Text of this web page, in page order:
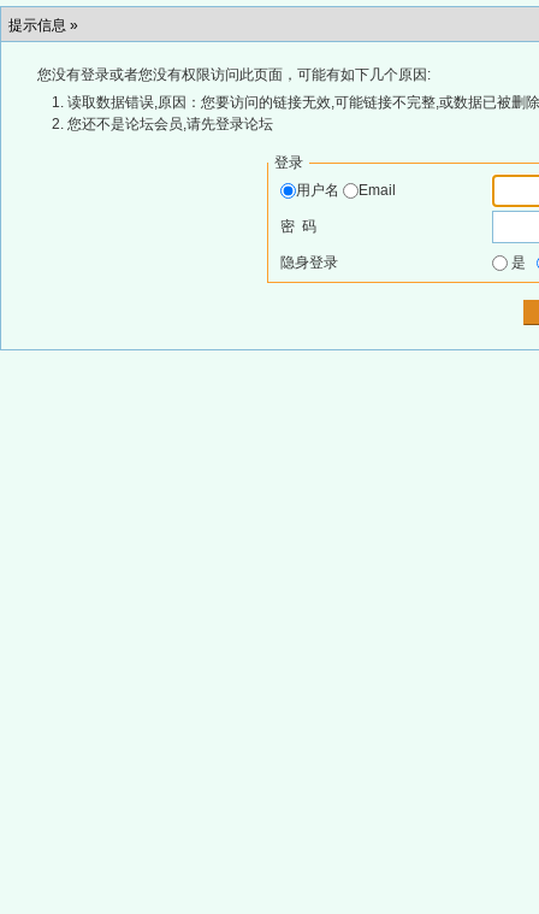
提示信息 »
您没有登录或者您没有权限访问此页面，可能有如下几个原因:
读取数据错误,原因：您要访问的链接无效,可能链接不完整,或数据已被删
您还不是论坛会员,请先登录论坛
登录
用户名
Email
密 码
隐身登录 是